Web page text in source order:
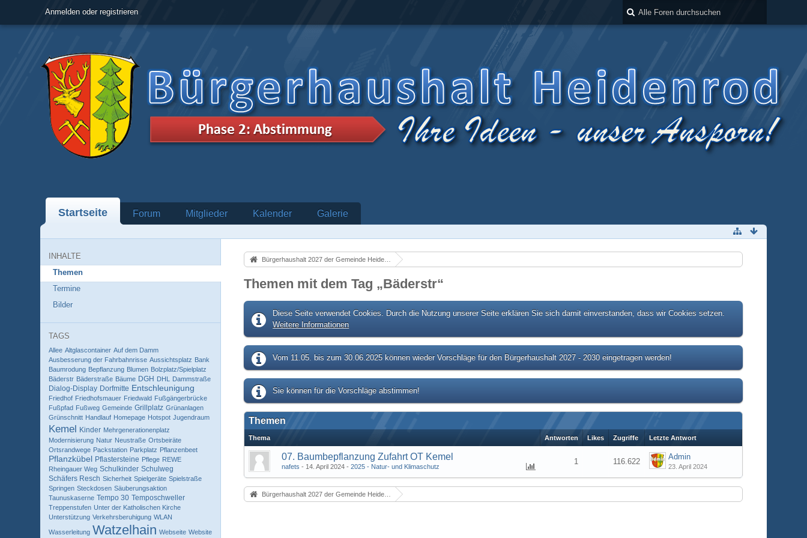
Anmelden oder registrieren
Startseite Forum Mitglieder Kalender Galerie
INHALTE
Themen
Termine
Bilder
TAGS
Allee Altglascontainer Auf dem Damm
Ausbesserung der Fahrbahnrisse Aussichtsplatz Bank
Baumrodung Bepflanzung Blumen Bolzplatz/Spielplatz
Bäderstr Bäderstraße Bäume DGH DHL Dammstraße
Dialog-Display Dorfmitte Entschleunigung
Friedhof Friedhofsmauer Friedwald Fußgängerbrücke
Fußpfad Fußweg Gemeinde Grillplatz Grünanlagen
Grünschnitt Handlauf Homepage Hotspot Jugendraum
Kemel Kinder Mehrgenerationenplatz
Modernisierung Natur Neustraße Ortsbeiräte
Ortsrandwege Packstation Parkplatz Pflanzenbeet
Pflanzkübel Pflastersteine Pflege REWE
Rheingauer Weg Schulkinder Schulweg
Schäfers Resch Sicherheit Spielgeräte Spielstraße
Springen Steckdosen Säuberungsaktion
Taunuskaserne Tempo 30 Temposchweller
Treppenstufen Unter der Katholischen Kirche
Unterstützung Verkehrsberuhigung WLAN
Wasserleitung Watzelhain Webseite Website
Bürgerhaushalt 2027 der Gemeinde Heidenrod
Themen mit dem Tag „Bäderstr“
Diese Seite verwendet Cookies. Durch die Nutzung unserer Seite erklären Sie sich damit einverstanden, dass wir Cookies setzen.
Weitere Informationen
Vom 11.05. bis zum 30.06.2025 können wieder Vorschläge für den Bürgerhaushalt 2027 - 2030 eingetragen werden!
Sie können für die Vorschläge abstimmen!
Themen
Thema Antworten Likes Zugriffe Letzte Antwort
07. Baumbepflanzung Zufahrt OT Kemel
nafets 14. April 2024 2025 - Natur- und Klimaschutz
1 116.622
Admin
23. April 2024
Bürgerhaushalt 2027 der Gemeinde Heidenrod